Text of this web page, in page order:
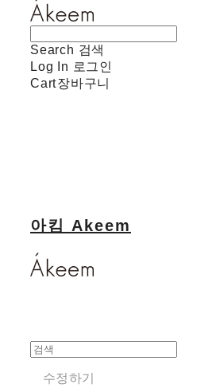
Search 검색
Log In 로그인
Cart장바구니
아킴 Akeem
수정하기